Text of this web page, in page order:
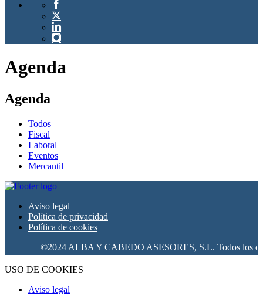
Agenda
Agenda
Todos
Fiscal
Laboral
Eventos
Mercantil
Aviso legal
Política de privacidad
Política de cookies
©2024 ALBA Y CABEDO ASESORES, S.L. Todos los
USO DE COOKIES
Aviso legal